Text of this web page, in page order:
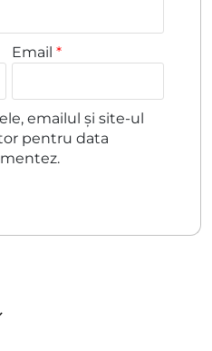
Email*
emailul și site-ul
pentru data